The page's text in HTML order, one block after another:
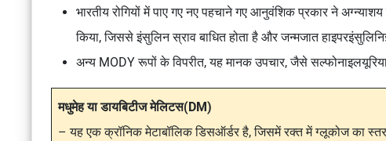
भारतीय रोगियों में पाए गए नए पहचाने गए आनुवंशिक प्रकार ने
किया, जिससे इंसुलिन स्राव बाधित होता है और जन्मजात
अन्य MODY रूपों के विपरीत, यह मानक उपचार, जैसे
मधुमेह या डायबिटीज मेलिटस(DM)
– यह एक क्रॉनिक मेटाबॉलिक डिसऑर्डर है, जिसमें रक्त में ग्लूकोज का